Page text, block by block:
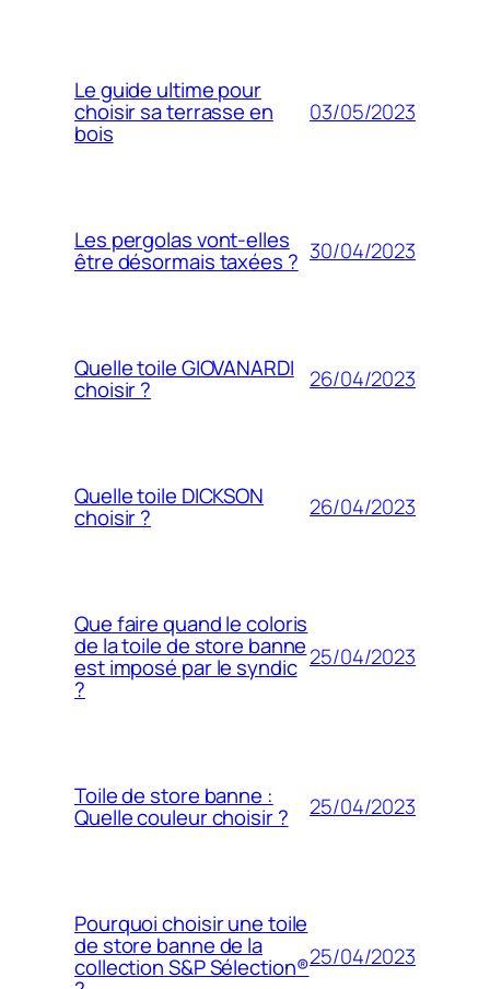
Le guide ultime pour
choisir sa terrasse en
bois
03/05/2023
Les pergolas vont-elles
être désormais taxées ? 30/04/2023
Quelle toile GIOVANARDI
choisir ? 26/04/2023
Quelle toile DICKSON
choisir ? 26/04/2023
Que faire quand le coloris
de la toile de store banne
est imposé par le syndic
?
25/04/2023
Toile de store banne :
Quelle couleur choisir ? 25/04/2023
Pourquoi choisir une toile
de store banne de la
collection S&P Sélection®25/04/2023